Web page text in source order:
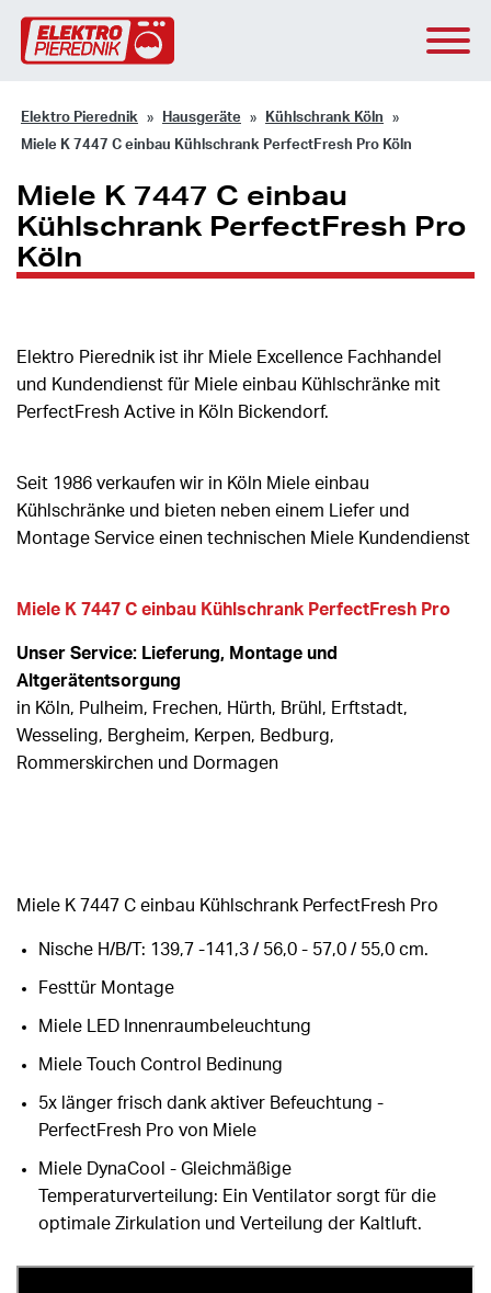
Elektro Pierednik Hausgeräte Kühlschrank Köln
Miele K 7447 C einbau Kühlschrank PerfectFresh Pro Köln
Miele K 7447 C einbau
Kühlschrank PerfectFresh Pro
Köln
Elektro Pierednik ist ihr Miele Excellence Fachhandel
und Kundendienst für Miele einbau Kühlschränke mit
PerfectFresh Active in Köln Bickendorf.
Seit 1986 verkaufen wir in Köln Miele einbau
Kühlschränke und bieten neben einem Liefer und
Montage Service einen technischen Miele Kundendienst
Miele K 7447 C einbau Kühlschrank PerfectFresh Pro
Unser Service: Lieferung, Montage und
Altgerätentsorgung
in Köln, Pulheim, Frechen, Hürth, Brühl, Erftstadt,
Wesseling, Bergheim, Kerpen, Bedburg,
Rommerskirchen und Dormagen
Miele K 7447 C einbau Kühlschrank PerfectFresh Pro
Nische H/B/T: 139,7 -141,3 / 56,0 - 57,0 / 55,0 cm.
Festtür Montage
Miele LED Innenraumbeleuchtung
Miele Touch Control Bedinung
5x länger frisch dank aktiver Befeuchtung -
PerfectFresh Pro von Miele
Miele DynaCool - Gleichmäßige
Temperaturverteilung: Ein Ventilator sorgt für die
optimale Zirkulation und Verteilung der Kaltluft.